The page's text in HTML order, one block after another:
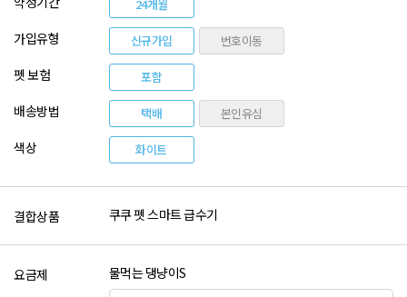
24개월
가입유형 신규가입 번호이동
펫 보험 포함
배송방법 택배 본인유심
색상 화이트
결합상품 쿠쿠 펫 스마트 급수기
요금제 물먹는 댕냥이S